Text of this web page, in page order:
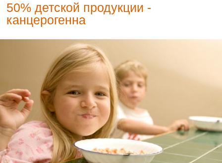
50% детской продукции -
канцерогенна